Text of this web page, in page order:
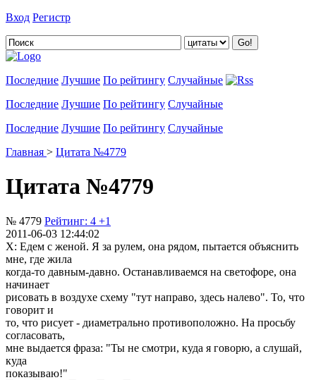
Вход Регистр
Последние Лучшие По рейтингу Случайные
Последние Лучшие По рейтингу Случайные
Последние Лучшие По рейтингу Случайные
Главная > Цитата №4779
Цитата №4779
№ 4779 Рейтинг: 4 +1
2011-06-03 12:44:02
Х: Едем с женой. Я за рулем, она рядом, пытается объяснить
мне, где жила
когда-то давным-давно. Останавливаемся на светофоре, она
начинает
рисовать в воздухе схему "тут направо, здесь налево". То, что
говорит и
то, что рисует - диаметрально противоположно. На просьбу
согласовать,
мне выдается фраза: "Ты не смотри, куда я говорю, а слушай,
куда
показываю!"